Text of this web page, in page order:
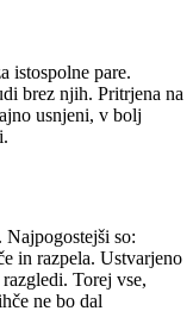
istospolne pare.
brez njih. Pritrjena na
usnjeni, v bolj
so:
in razpela. Ustvarjeno
Torej vse,
ne bo dal